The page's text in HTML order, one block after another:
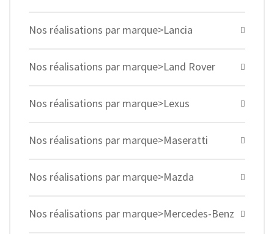
Nos réalisations par marque>Lancia
Nos réalisations par marque>Land Rover
Nos réalisations par marque>Lexus
Nos réalisations par marque>Maseratti
Nos réalisations par marque>Mazda
Nos réalisations par marque>Mercedes-Benz